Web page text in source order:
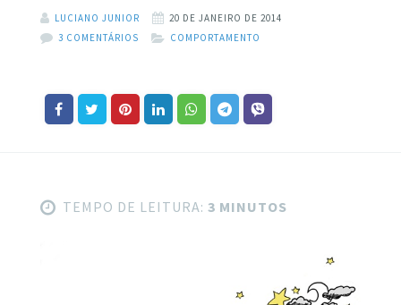
LUCIANO JUNIOR
20 DE JANEIRO DE 2014
3 COMENTÁRIOS
COMPORTAMENTO
TEMPO DE LEITURA: 3 MINUTOS